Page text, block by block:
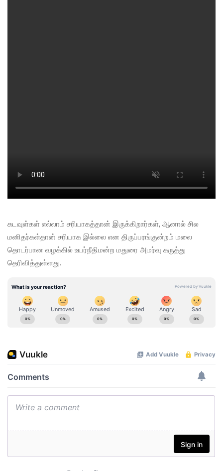
கடவுள்கள் எல்லாம் சரியாகத்தான் இருக்கிறார்கள், ஆனால் சில
மனிதர்கள்தான் சரியாக இல்லை என திருப்பரங்குன்றம் மலை
தொடர்பான வழக்கில் உயர்நீதிமன்ற மதுரை அமர்வு கருத்து
தெரிவித்துள்ளது.